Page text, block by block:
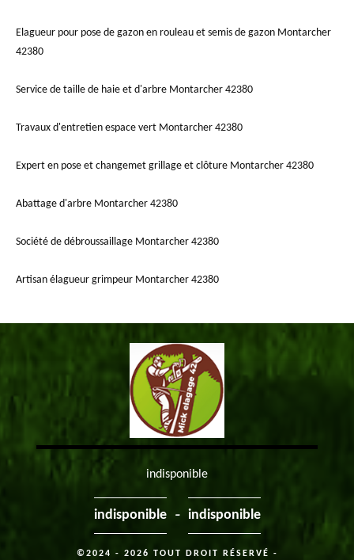
Elagueur pour pose de gazon en rouleau et semis de gazon Montarcher
42380
Service de taille de haie et d'arbre Montarcher 42380
Travaux d'entretien espace vert Montarcher 42380
Expert en pose et changemet grillage et clôture Montarcher 42380
Abattage d'arbre Montarcher 42380
Société de débroussaillage Montarcher 42380
Artisan élagueur grimpeur Montarcher 42380
indisponible
indisponible - indisponible
©2024 - 2026 TOUT DROIT RÉSERVÉ -